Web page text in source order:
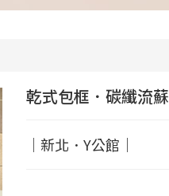
乾式包框．碳纖流蘇
｜新北．Y公館｜